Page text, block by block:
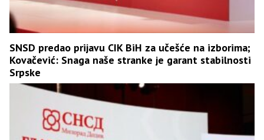
SNSD predao prijavu CIK BiH za učešće na izborima;
Kovačević: Snaga naše stranke je garant stabilnosti
Srpske